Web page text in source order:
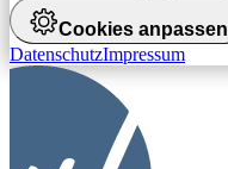
Cookies anpassen
DatenschutzImpressum